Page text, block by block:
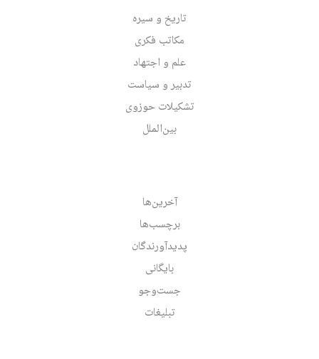
تاریخ و سیره
مکاتب فکری
علم و اجتهاد
تدبیر و سیاست
تشکیلات حوزوی
بین‌الملل
آخرین‌ها
برچسب‌ها
پدیدآورندگان
بایگانی
جست‌وجو
تبلیغات